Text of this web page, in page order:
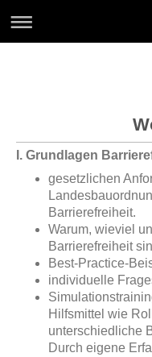
I. Grundlagen
gesetzlichen
Barrierefreiheit.
Warum, wieviel
Barrierefreiheit
Best-Practice-
individuelle
Hilfsmittel wie
unterschiedliche
Durch eigene